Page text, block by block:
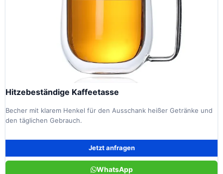
Hitzebeständige Kaffeetasse
Becher mit klarem Henkel für den Ausschank heißer Getränke und
den täglichen Gebrauch.
Jetzt anfragen
WhatsApp